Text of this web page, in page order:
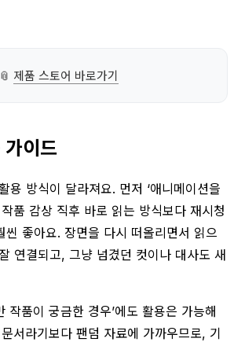
📎 제품 스토어 바로가기
가이드
용 방식이 달라져요. 먼저 ‘애니메이션을
품 감상 직후 바로 읽는 방식보다 재시청
씬 좋아요. 장면을 다시 떠올리면서 읽으
연결되고, 그냥 넘겼던 컷이나 대사도 새
작품이 궁금한 경우’에도 활용은 가능해
서라기보다 팬덤 자료에 가까우므로, 기